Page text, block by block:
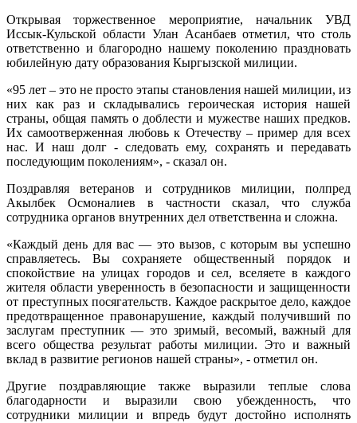
Открывая торжественное мероприятие, начальник УВД
Иссык-Кульской области Улан Асанбаев отметил, что столь
ответственно и благородно нашему поколению праздновать
юбилейную дату образования Кыргызской милиции.
«95 лет – это не просто этапы становления нашей милиции, из
них как раз и складывались героическая история нашей
страны, общая память о доблести и мужестве наших предков.
Их самоотверженная любовь к Отечеству – пример для всех
нас. И наш долг - следовать ему, сохранять и передавать
последующим поколениям», - сказал он.
Поздравляя ветеранов и сотрудников милиции, полпред
Акылбек Осмоналиев в частности сказал, что служба
сотрудника органов внутренних дел ответственна и сложна.
«Каждый день для вас — это вызов, с которым вы успешно
справляетесь. Вы сохраняете общественный порядок и
спокойствие на улицах городов и сел, вселяете в каждого
жителя области уверенность в безопасности и защищенности
от преступных посягательств. Каждое раскрытое дело, каждое
предотвращенное правонарушение, каждый получивший по
заслугам преступник — это зримый, весомый, важный для
всего общества результат работы милиции. Это и важный
вклад в развитие регионов нашей страны», - отметил он.
Другие поздравляющие также выразили теплые слова
благодарности и выразили свою убежденность, что
сотрудники милиции и впредь будут достойно исполнять